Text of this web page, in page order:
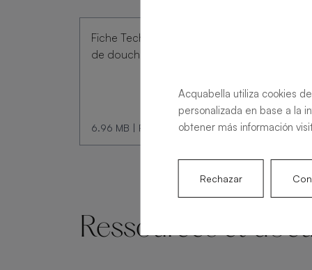
Fiche Technique Receveur
de douche Acqua Zero
6.96 MB | PDF
Ressources et
Acquabella utiliza cookies
personalizada en base a la
obtener más información
Rechazar